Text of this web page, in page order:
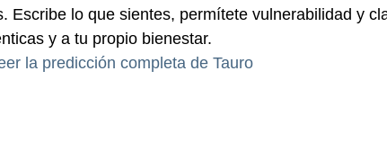
Escribe lo que sientes, permítete vulnerabilidad y
y a tu propio bienestar.
la predicción completa de Tauro